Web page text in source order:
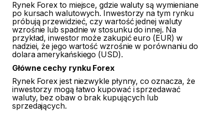
Rynek Forex to miejsce, gdzie waluty są wymieniane
po kursach walutowych. Inwestorzy na tym rynku
próbują przewidzieć, czy wartość jednej waluty
wzrośnie lub spadnie w stosunku do innej. Na
przykład, inwestor może zakupić euro (EUR) w
nadziei, że jego wartość wzrośnie w porównaniu do
dolara amerykańskiego (USD).
Główne cechy rynku Forex
Rynek Forex jest niezwykle płynny, co oznacza, że ​​
inwestorzy mogą łatwo kupować i sprzedawać
waluty, bez obaw o brak kupujących lub
sprzedających.